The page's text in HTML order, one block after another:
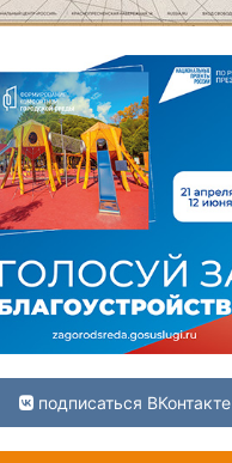
подписаться ВКонтакте